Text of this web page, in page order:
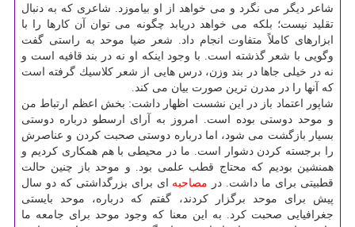
شاعر دیگر می نگرد و می خواهد از او بیاموزد. شاعری كه به دنبال
تقلید نیست؛ بلكه می خواهد دریابد چگونه می توان آن كارها را با
ابزارهای كاملاً متفاوت انجام داد. شعر ضیا موحد به راستی گفت
وگویی با شعر گذشته است. با وجود اینكه او نه در بند قافیه است و
نه در خیلی جاها در بند وزن، درس هایی از شعر كلاسیك گرفته است
كه آنها را در مدرن ترین صورت بیان می كند.
شاپور اعتماد باز در این نشست اظهار داشت: بخش اعظم ارتباط من
و موحد دوستی بوده است. امروز به آرای ارسطو درباره دوستی
بسیار بازگشت می شود، اما درباره دوستی صحبت كردن و عناصرش
را برجسته كردن دشوار است. ما در محیطی با هم همكاری كردیم و
همنشین بودیم كه محتاج قطب علمی بود. و موحد باز چنین حالت
قطبیتی برای ما داشت. در مصاحبه ای برای بزرگداشتی كه دو سال
پیش برای موحد برگزار كردند، گفتم كه درباره، موحد بایستی
جغرافیایی صحبت كرد. به این معنا كه وجود موحد برای جامعه ما